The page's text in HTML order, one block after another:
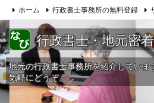
ホーム 行政書士事務所の無料登録
行政書士・地元密
地元の行政書士事務所を紹介してい
気軽にどうぞ。